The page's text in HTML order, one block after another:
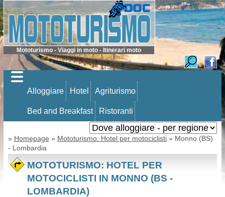
Mototurismo - Viaggi in moto - Itinerari moto
Alloggiare Hotel Agriturismo
Bed and Breakfast Ristoranti
» Homepage » Mototurismo: Hotel per motociclisti» Monno (BS)
- Lombardia
MOTOTURISMO: HOTEL PER
MOTOCICLISTI IN MONNO (BS -
LOMBARDIA)